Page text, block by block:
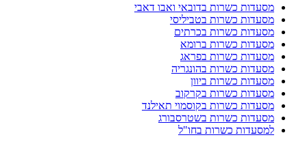
מסעדות כשרות בדובאי ואבו דאבי
מסעדות כשרות בטביליסי
מסעדות כשרות בכרתים
מסעדות כשרות ברומא
מסעדות כשרות בפראג
מסעדות כשרות בהונגריה
מסעדות כשרות ביוון
מסעדות כשרות בקרקוב
מסעדות כשרות בקוסמוי תאילנד
מסעדות כשרות בשטרסבורג
למסעדות כשרות בחו"ל